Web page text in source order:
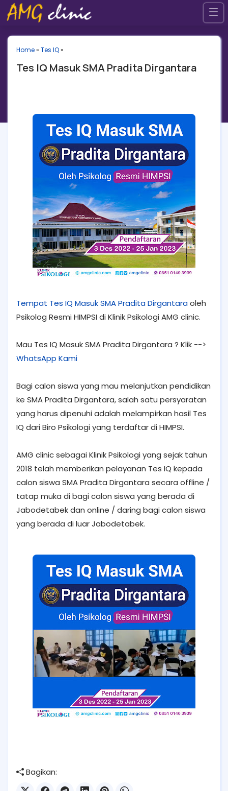
Home» Tes IQ»
Tes IQ Masuk SMA Pradita Dirgantara
Tempat Tes IQ Masuk SMA Pradita Dirgantaraoleh
Psikolog Resmi HIMPSI di Klinik Psikologi AMG clinic.
Mau Tes IQ Masuk SMA Pradita Dirgantara ? Klik -->
WhatsApp Kami
Bagi calon siswa yang mau melanjutkan pendidikan
ke SMA Pradita Dirgantara, salah satu persyaratan
yang harus dipenuhi adalah melampirkan hasil Tes
IQ dari Biro Psikologi yang terdaftar di HIMPSI.
AMG clinic sebagai Klinik Psikologi yang sejak tahun
2018 telah memberikan pelayanan Tes IQ kepada
calon siswa SMA Pradita Dirgantara secara offline /
tatap muka di bagi calon siswa yang berada di
Jabodetabek dan online / daring bagi calon siswa
yang berada di luar Jabodetabek.
Bagikan: